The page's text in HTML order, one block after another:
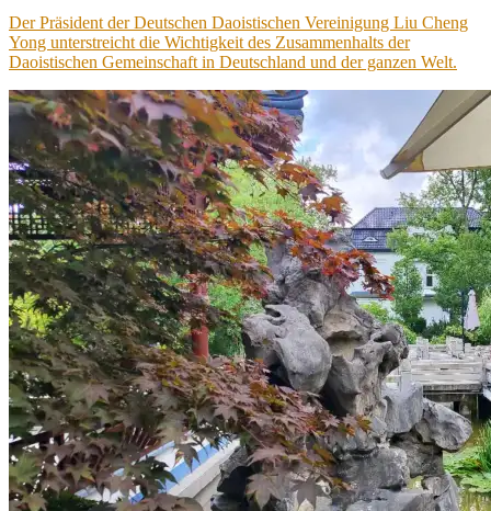
Der Präsident der Deutschen Daoistischen Vereinigung Liu Cheng
Yong unterstreicht die Wichtigkeit des Zusammenhalts der
Daoistischen Gemeinschaft in Deutschland und der ganzen Welt.